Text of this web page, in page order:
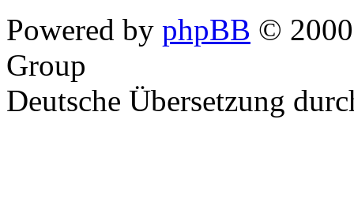
Powered by phpBB ©
Group
Deutsche Übersetzung